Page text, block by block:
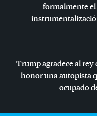
formalmente
Trump agradece al
honor una autopista
ocupado